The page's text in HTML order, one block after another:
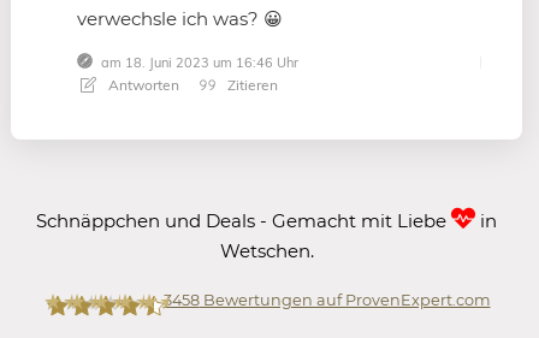
verwechsle ich was? 😀
am 18. Juni 2023 um 16:46 Uhr
Antworten Zitieren
Schnäppchen und Deals - Gemacht mit Liebe
in
Wetschen.
3458Bewertungen auf ProvenExpert.com